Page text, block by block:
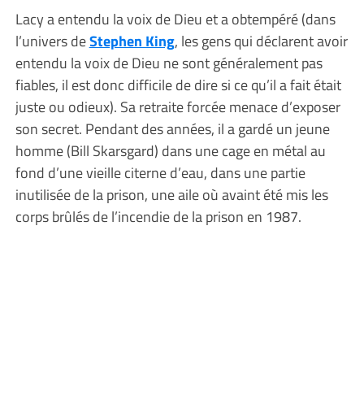
Lacy a entendu la voix de Dieu et a obtempéré (dans
l’univers deStephen King, les gens qui déclarent avoir
entendu la voix de Dieu ne sont généralement pas
fiables, il est donc difficile de dire si ce qu’il a fait était
juste ou odieux). Sa retraite forcée menace d’exposer
son secret. Pendant des années, il a gardé un jeune
homme (Bill Skarsgard) dans une cage en métal au
fond d’une vieille citerne d’eau, dans une partie
inutilisée de la prison, une aile où avaint été mis les
corps brûlés de l’incendie de la prison en 1987.